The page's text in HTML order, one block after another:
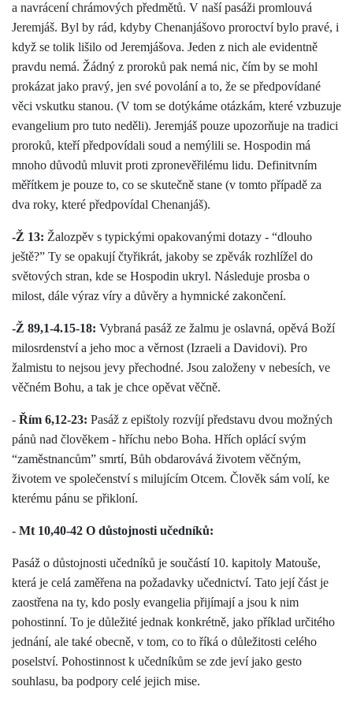
a navrácení chrámových předmětů. V naší pasáži promlouvá
Jeremjáš. Byl by rád, kdyby Chenanjášovo proroctví bylo pravé, i
když se tolik lišilo od Jeremjášova. Jeden z nich ale evidentně
pravdu nemá. Žádný z proroků pak nemá nic, čím by se mohl
prokázat jako pravý, jen své povolání a to, že se předpovídané
věci vskutku stanou. (V tom se dotýkáme otázkám, které vzbuzuje
evangelium pro tuto neděli). Jeremjáš pouze upozorňuje na tradici
proroků, kteří předpovídali soud a nemýlili se. Hospodin má
mnoho důvodů mluvit proti zpronevěřilému lidu. Definitvním
měřítkem je pouze to, co se skutečně stane (v tomto případě za
dva roky, které předpovídal Chenanjáš).
-Ž 13: Žalozpěv s typickými opakovanými dotazy - “dlouho
ještě?” Ty se opakují čtyřikrát, jakoby se zpěvák rozhlížel do
světových stran, kde se Hospodin ukryl. Následuje prosba o
milost, dále výraz víry a důvěry a hymnické zakončení.
-Ž 89,1-4.15-18: Vybraná pasáž ze žalmu je oslavná, opěvá Boží
milosrdenství a jeho moc a věrnost (Izraeli a Davidovi). Pro
žalmistu to nejsou jevy přechodné. Jsou založeny v nebesích, ve
věčném Bohu, a tak je chce opěvat věčně.
- Řím 6,12-23: Pasáž z epištoly rozvíjí představu dvou možných
pánů nad člověkem - hříchu nebo Boha. Hřích oplácí svým
“zaměstnancům” smrtí, Bůh obdarovává životem věčným,
životem ve společenství s milujícím Otcem. Člověk sám volí, ke
kterému pánu se přikloní.
- Mt 10,40-42 O důstojnosti učedníků:
Pasáž o důstojnosti učedníků je součástí 10. kapitoly Matouše,
která je celá zaměřena na požadavky učednictví. Tato její část je
zaostřena na ty, kdo posly evangelia přijímají a jsou k nim
pohostinní. To je důležité jednak konkrétně, jako příklad určitého
jednání, ale také obecně, v tom, co to říká o důležitosti celého
poselství. Pohostinnost k učedníkům se zde jeví jako gesto
souhlasu, ba podpory celé jejich mise.